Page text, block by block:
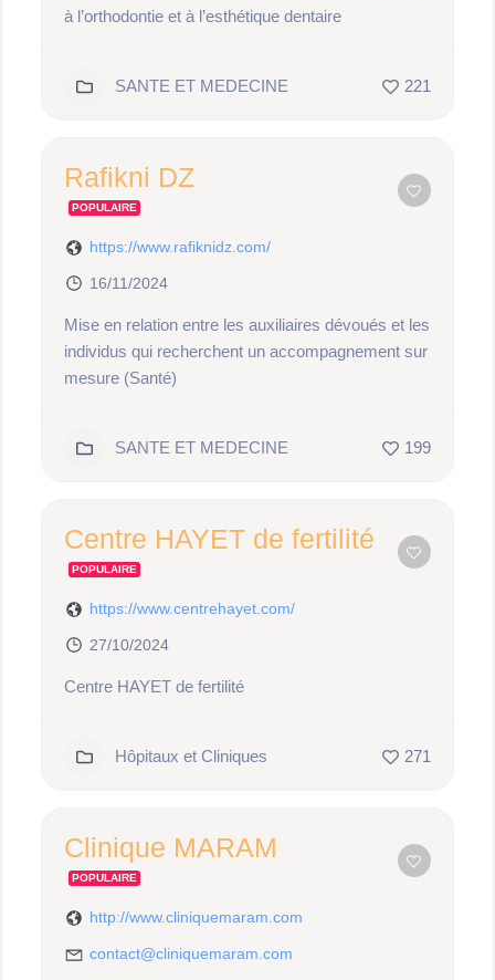
à l’orthodontie et à l’esthétique dentaire
SANTE ET MEDECINE 221
Rafikni DZ
POPULAIRE
https://www.rafiknidz.com/
16/11/2024
Mise en relation entre les auxiliaires dévoués et les
individus qui recherchent un accompagnement sur
mesure (Santé)
SANTE ET MEDECINE 199
Centre HAYET de fertilité
POPULAIRE
https://www.centrehayet.com/
27/10/2024
Centre HAYET de fertilité
Hôpitaux et Cliniques 271
Clinique MARAM
POPULAIRE
http://www.cliniquemaram.com
contact@cliniquemaram.com